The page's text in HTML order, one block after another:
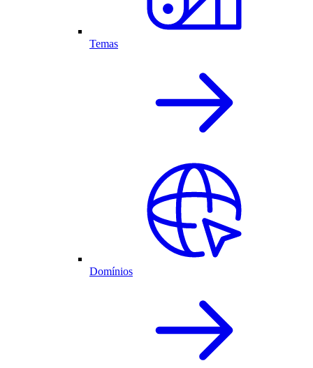
Temas
Domínios